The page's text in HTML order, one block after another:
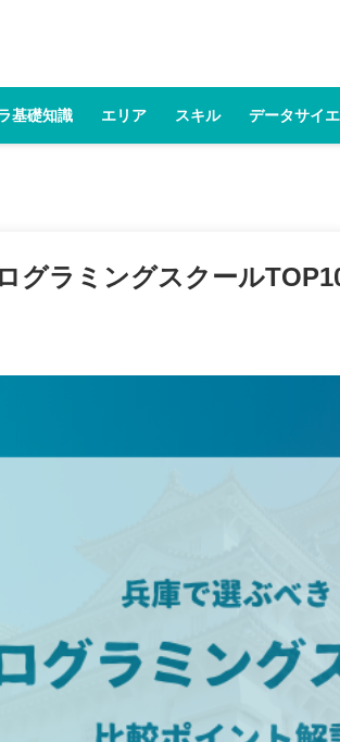
基礎知識 エリア スキル データサイ
グラミングスクール